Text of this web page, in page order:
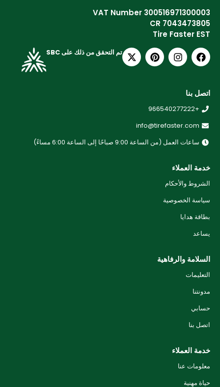
VAT Number 300516971300003
CR 7043473805
Tire Faster EST
تم التحقق من ذلك على SBC
اتصل بنا
+966540277222
info@tirefaster.com
ساعات العمل (من الساعة 9:00 صباحًا إلى الساعة 6:00 مساءً)
خدمة العملاء
الشروط والأحكام
سياسة الخصوصية
بطاقة هدايا
يساعد
السلامة والرفاهية
التعليمات
مدونتنا
حسابي
اتصل بنا
خدمة العملاء
معلومات عنا
حياة مهنية